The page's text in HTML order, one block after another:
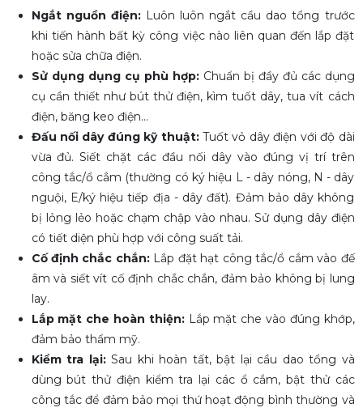
Ngắt nguồn điện: Luôn luôn ngắt cầu dao tổng trước
khi tiến hành bất kỳ công việc nào liên quan đến lắp đặt
hoặc sửa chữa điện.
Sử dụng dụng cụ phù hợp: Chuẩn bị đầy đủ các dụng
cụ cần thiết như bút thử điện, kìm tuốt dây, tua vít cách
điện, băng keo điện...
Đấu nối dây đúng kỹ thuật: Tuốt vỏ dây điện với độ dài
vừa đủ. Siết chặt các đầu nối dây vào đúng vị trí trên
công tắc/ổ cắm (thường có ký hiệu L - dây nóng, N - dây
nguội, E/ký hiệu tiếp địa - dây đất). Đảm bảo dây không
bị lỏng lẻo hoặc chạm chập vào nhau. Sử dụng dây điện
có tiết diện phù hợp với công suất tải.
Cố định chắc chắn:Lắp đặt hạt công tắc/ổ cắm vào đế
âm và siết vít cố định chắc chắn, đảm bảo không bị lung
lay.
Lắp mặt che hoàn thiện:Lắp mặt che vào đúng khớp,
đảm bảo thẩm mỹ.
Kiểm tra lại: Sau khi hoàn tất, bật lại cầu dao tổng và
dùng bút thử điện kiểm tra lại các ổ cắm, bật thử các
công tắc để đảm bảo mọi thứ hoạt động bình thường và